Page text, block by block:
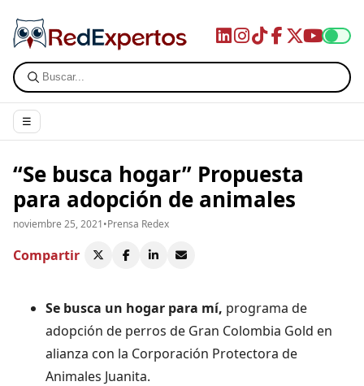
☰
“Se busca hogar” Propuesta
para adopción de animales
noviembre 25, 2021•Prensa Redex
Compartir
Se busca un hogar para mí, programa de
adopción de perros de Gran Colombia Gold en
alianza con la Corporación Protectora de
Animales Juanita.